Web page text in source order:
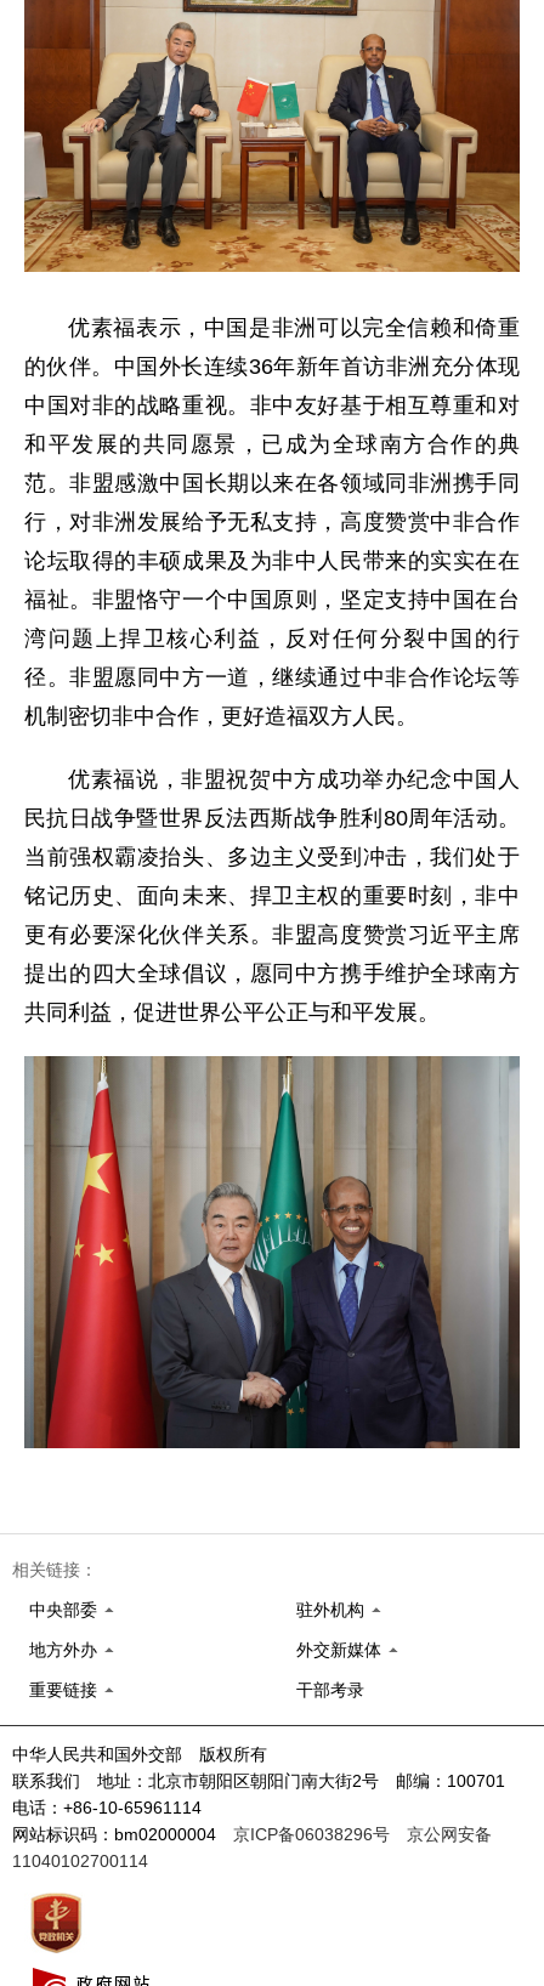
优素福表示，中国是非洲可以完全信赖和倚重
的伙伴。中国外长连续36年新年首访非洲充分体现
中国对非的战略重视。非中友好基于相互尊重和对
和平发展的共同愿景，已成为全球南方合作的典
范。非盟感激中国长期以来在各领域同非洲携手同
行，对非洲发展给予无私支持，高度赞赏中非合作
论坛取得的丰硕成果及为非中人民带来的实实在在
福祉。非盟恪守一个中国原则，坚定支持中国在台
湾问题上捍卫核心利益，反对任何分裂中国的行
径。非盟愿同中方一道，继续通过中非合作论坛等
机制密切非中合作，更好造福双方人民。
优素福说，非盟祝贺中方成功举办纪念中国人
民抗日战争暨世界反法西斯战争胜利80周年活动。
当前强权霸凌抬头、多边主义受到冲击，我们处于
铭记历史、面向未来、捍卫主权的重要时刻，非中
更有必要深化伙伴关系。非盟高度赞赏习近平主席
提出的四大全球倡议，愿同中方携手维护全球南方
共同利益，促进世界公平公正与和平发展。
相关链接：
中央部委 驻外机构
地方外办 外交新媒体
重要链接 干部考录
中华人民共和国外交部 版权所有
联系我们 地址：北京市朝阳区朝阳门南大街2号 邮编：100701
电话：+86-10-65961114
网站标识码：bm02000004 京ICP备06038296号
京公网安备
11040102700114